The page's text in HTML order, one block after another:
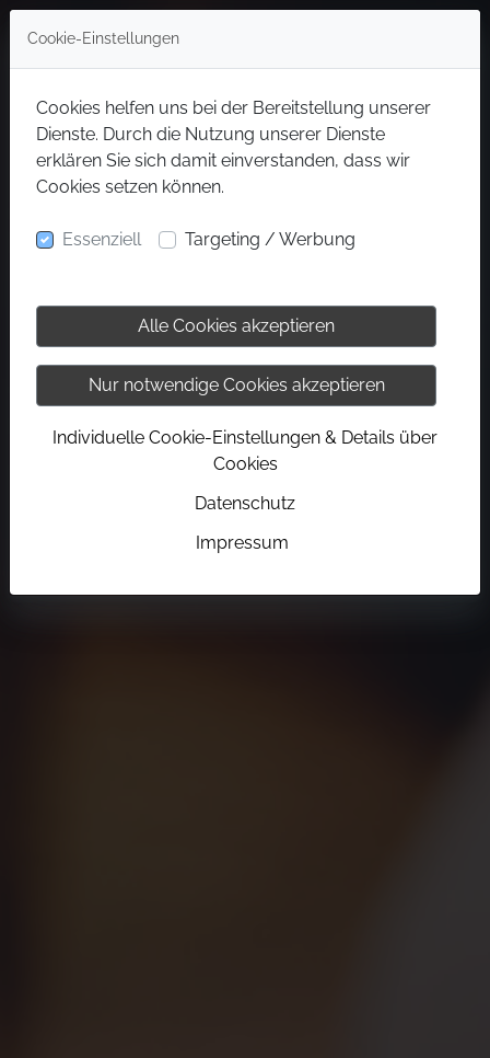
Cookie-Einstellungen
Cookies helfen uns bei der Bereitstellung unserer
Dienste. Durch die Nutzung unserer Dienste
erklären Sie sich damit einverstanden, dass wir
Cookies setzen können.
Essenziell Targeting / Werbung
Alle Cookies akzeptieren
Nur notwendige Cookies akzeptieren
Individuelle Cookie-Einstellungen & Details über
Cookies
Datenschutz
Impressum